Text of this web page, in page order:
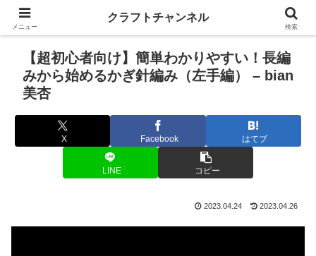
【超初心者向け】簡単わかりやすい！長編
みから始めるかぎ針編み（左手編） – bian
美杏
X Facebook はてブ
LINE コピー
2023.04.24 2023.04.26
メニュー
クラフトチャンネル
検索